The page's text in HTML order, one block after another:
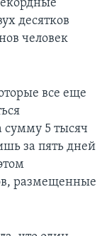
десятков
человек
все еще
сумму 5 тысяч
за пять дней
размещенные